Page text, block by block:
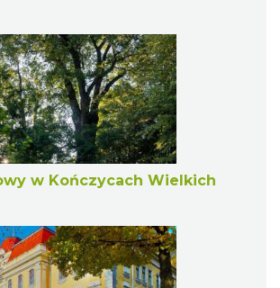
w Kończycach Wielkich